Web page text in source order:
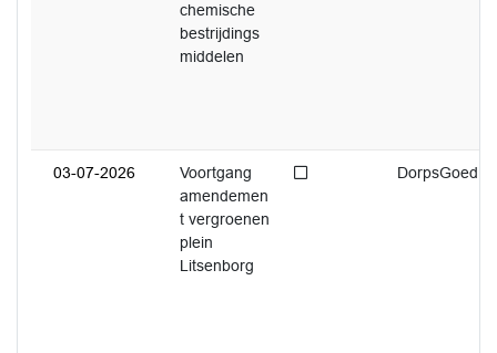
chemische
bestrijdings
middelen
03-07-2026
Voortgang
amendemen
t vergroenen
plein
Litsenborg
Niet afgedaanDorpsGoed